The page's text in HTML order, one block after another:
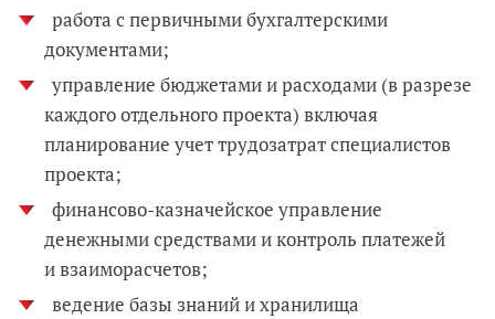
работа с первичными бухгалтерскими
документами;
управление бюджетами и расходами (в разрезе
каждого отдельного проекта) включая
планирование учет трудозатрат специалистов
проекта;
финансово-казначейское управление
денежными средствами и контроль платежей
и взаиморасчетов;
ведение базы знаний и хранилища